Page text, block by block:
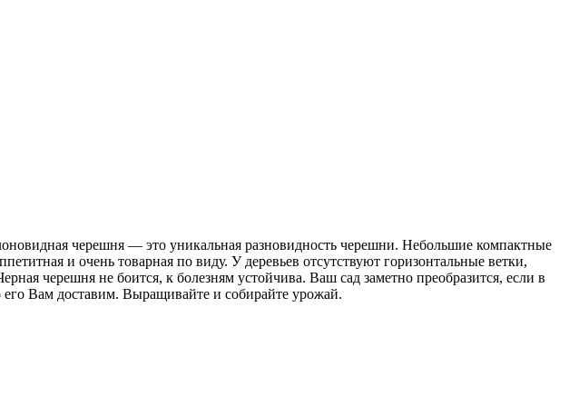
черешня — это уникальная разновидность черешни. Небольшие компактные
и очень товарная по виду. У деревьев отсутствуют горизонтальные ветки,
черешня не боится, к болезням устойчива. Ваш сад заметно преобразится, если в
Вам доставим. Выращивайте и собирайте урожай.